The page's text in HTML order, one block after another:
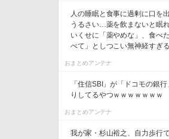
人の睡眠と食事に過剰に口を
うるさい…薬を飲まないと眠
いくせに「薬やめな」、食べ
べて」としつこい無神経すぎる
おまとめアンテナ
「住信SBI」が「ドコモの銀
りしてるやつｗｗｗｗｗｗｗ
おまとめアンテナ
我が家・杉山裕之、自力歩行